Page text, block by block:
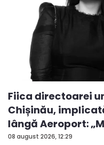
08 august 2026, 12:29
Fiica directoarei
Chișinău,
lângă Aeroport:
ac...